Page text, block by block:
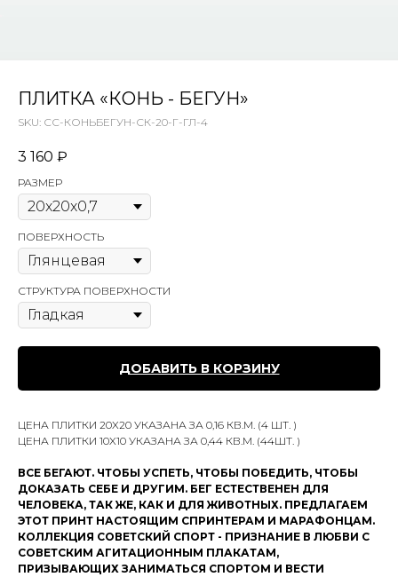
ПЛИТКА «КОНЬ - БЕГУН»
SKU: СС-КОНЬБЕГУН-СК-20-Г-ГЛ-4
3 160 ₽
РАЗМЕР
ПОВЕРХНОСТЬ
СТРУКТУРА ПОВЕРХНОСТИ
ДОБАВИТЬ В КОРЗИНУ
ЦЕНА ПЛИТКИ 20X20 УКАЗАНА ЗА 0,16 КВ.М. (4 ШТ. )
ЦЕНА ПЛИТКИ 10X10 УКАЗАНА ЗА 0,44 КВ.М. (44ШТ. )
ВСЕ БЕГАЮТ. ЧТОБЫ УСПЕТЬ, ЧТОБЫ ПОБЕДИТЬ, ЧТОБЫ
ДОКАЗАТЬ СЕБЕ И ДРУГИМ. БЕГ ЕСТЕСТВЕНЕН ДЛЯ
ЧЕЛОВЕКА, ТАК ЖЕ, КАК И ДЛЯ ЖИВОТНЫХ. ПРЕДЛАГАЕМ
ЭТОТ ПРИНТ НАСТОЯЩИМ СПРИНТЕРАМ И МАРАФОНЦАМ.
КОЛЛЕКЦИЯ СОВЕТСКИЙ СПОРТ - ПРИЗНАНИЕ В ЛЮБВИ С
СОВЕТСКИМ АГИТАЦИОННЫМ ПЛАКАТАМ,
ПРИЗЫВАЮЩИХ ЗАНИМАТЬСЯ СПОРТОМ И ВЕСТИ